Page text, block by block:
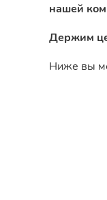
нашей
Держим
Ниже вы